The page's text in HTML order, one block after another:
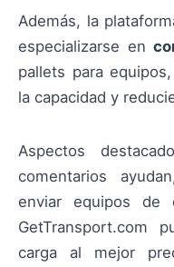
Además, la
especializarse en
pallets para
la capacidad y
Aspectos
comentarios
enviar equipos de
GetTransport.com
carga al mejor